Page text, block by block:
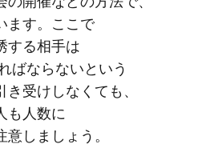
ます。​ここで​
する​相手は​
ばならないと​いう​
受けしなくても、​
も​人数に​
しましょう。